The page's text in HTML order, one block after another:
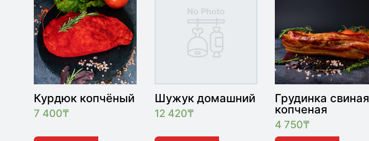
Курдюк копчёный
7 400₸
Шужук домашний
12 420₸
Грудинка свиная
копченая
4 750₸